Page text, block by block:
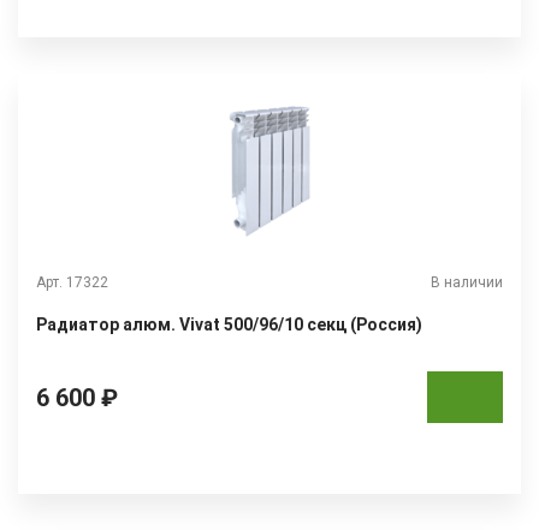
Арт. 17322 В наличии
Радиатор алюм. Vivat 500/96/10 секц (Россия)
6 600 ₽